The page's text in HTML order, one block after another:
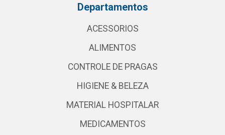
Departamentos
ACESSORIOS
ALIMENTOS
CONTROLE DE PRAGAS
HIGIENE & BELEZA
MATERIAL HOSPITALAR
MEDICAMENTOS